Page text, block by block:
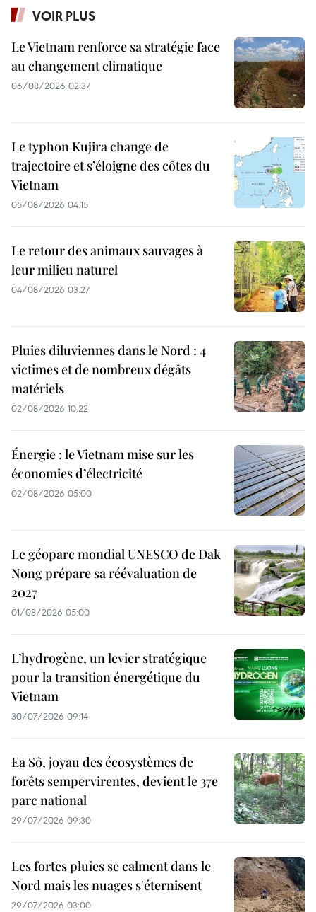
VOIR PLUS
Le Vietnam renforce sa stratégie face
au changement climatique
06/08/2026 02:37
Le typhon Kujira change de
trajectoire et s’éloigne des côtes du
Vietnam
05/08/2026 04:15
Le retour des animaux sauvages à
leur milieu naturel
04/08/2026 03:27
Pluies diluviennes dans le Nord : 4
victimes et de nombreux dégâts
matériels
02/08/2026 10:22
Énergie : le Vietnam mise sur les
économies d’électricité
02/08/2026 05:00
Le géoparc mondial UNESCO de Dak
Nong prépare sa réévaluation de
2027
01/08/2026 05:00
L’hydrogène, un levier stratégique
pour la transition énergétique du
Vietnam
30/07/2026 09:14
Ea Sô, joyau des écosystèmes de
forêts sempervirentes, devient le 37e
parc national
29/07/2026 09:30
Les fortes pluies se calment dans le
Nord mais les nuages s'éternisent
29/07/2026 03:00